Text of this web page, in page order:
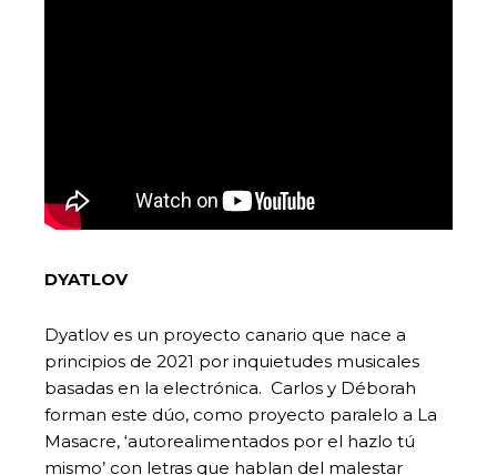
DYATLOV
Dyatlov es un proyecto canario que nace a
principios de 2021 por inquietudes musicales
basadas en la electrónica. Carlos y Déborah
forman este dúo, como proyecto paralelo a La
Masacre, ‘autorealimentados por el hazlo tú
mismo’ con letras que hablan del malestar